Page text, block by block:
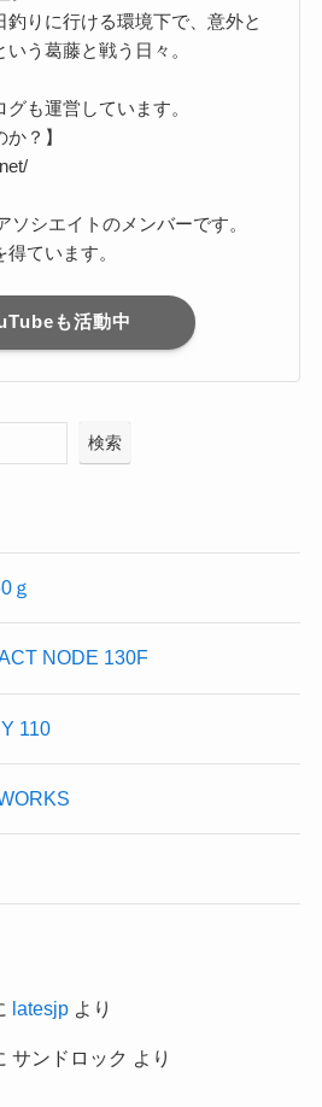
りに行ける環境下で、意外と
う葛藤と戦う日々。
も運営しています。
？】
ソシエイトのメンバーです。
ています。
も活動中
検索
ｇ
NODE 130F
110
latesjpより
サンドロック より